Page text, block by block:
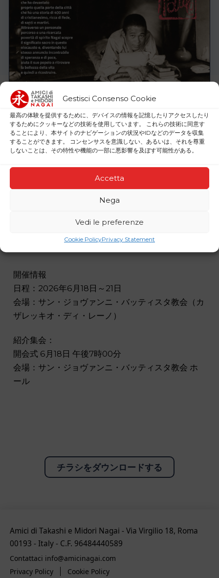
Gestisci Consenso Cookie
最高の体験を提供するために、デバイスの情報を記憶したりアクセスしたり
するためにクッキーなどの技術を使用しています。 これらの技術に同意す
ることにより、本サイトのナビゲーションの状況やIDなどのデータを収集
することができます。 コンセンサスを意識しない、あるいは、それを尊重
しないことは、その特性や機能の一部に悪影響を及ぼす可能性がある。
Accetta
Nega
Vedi le preferenze
Cookie PolicyPrivacy Statement
開催情報
日程：2026年6月18日～21日
会場：サン・ジョヴァンニ・バッティスタ教会（カ
ザレッキオ・ディ・レーノ）
紹介集会：
開会式 6月18日 午後7時00分
会場：サン・ジョヴァンニ・バッティスタ教会 ホ
ール
チラシをダウンロードする
Amici di Takashi e Midori Nagai - Via Virgilio 18, Roma
00193 - Italy - C.F. 96484440589
Contattaci info@amicinagai.com
Privacy Policy
Cookie Policy